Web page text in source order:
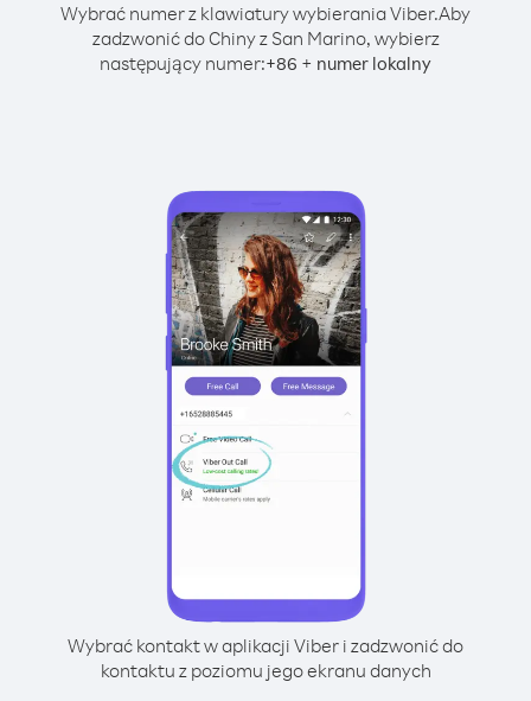
Wybrać numer z klawiatury wybierania Viber.Aby
zadzwonić do Chiny z San Marino, wybierz
następujący numer:+86 + numer lokalny
Wybrać kontakt w aplikacji Viber i zadzwonić do
kontaktu z poziomu jego ekranu danych